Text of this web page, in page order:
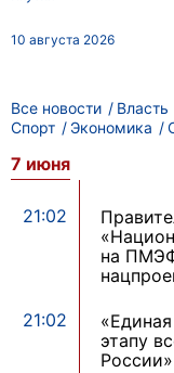
10 августа 2026
Все новости Власть
Спорт
Экономика
7 июня
21:02
на
21:02
этапу
России»